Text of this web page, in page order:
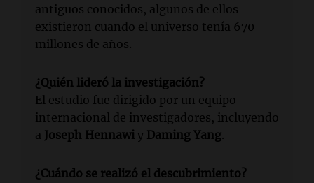
antiguos conocidos, algunos de ellos
existieron cuando el universo tenía 670
millones de años.
¿Quién lideró la investigación?
El estudio fue dirigido por un equipo
internacional de investigadores, incluyendo
a Joseph Hennawi y Daming Yang.
¿Cuándo se realizó el descubrimiento?